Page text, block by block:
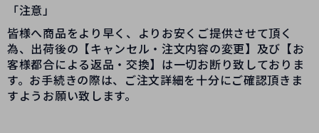
「注意」
皆様へ商品をより早く、よりお安くご提供させて頂く
為、出荷後の【キャンセル・注文内容の変更】及び【お
客様都合による返品・交換】は一切お断り致しておりま
す。お手続きの際は、ご注文詳細を十分にご確認頂きま
すようお願い致します。